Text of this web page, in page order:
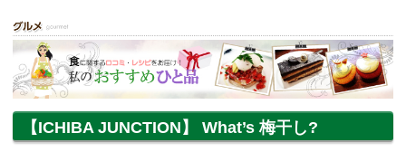
【ICHIBA JUNCTION】 What’s 梅干し?